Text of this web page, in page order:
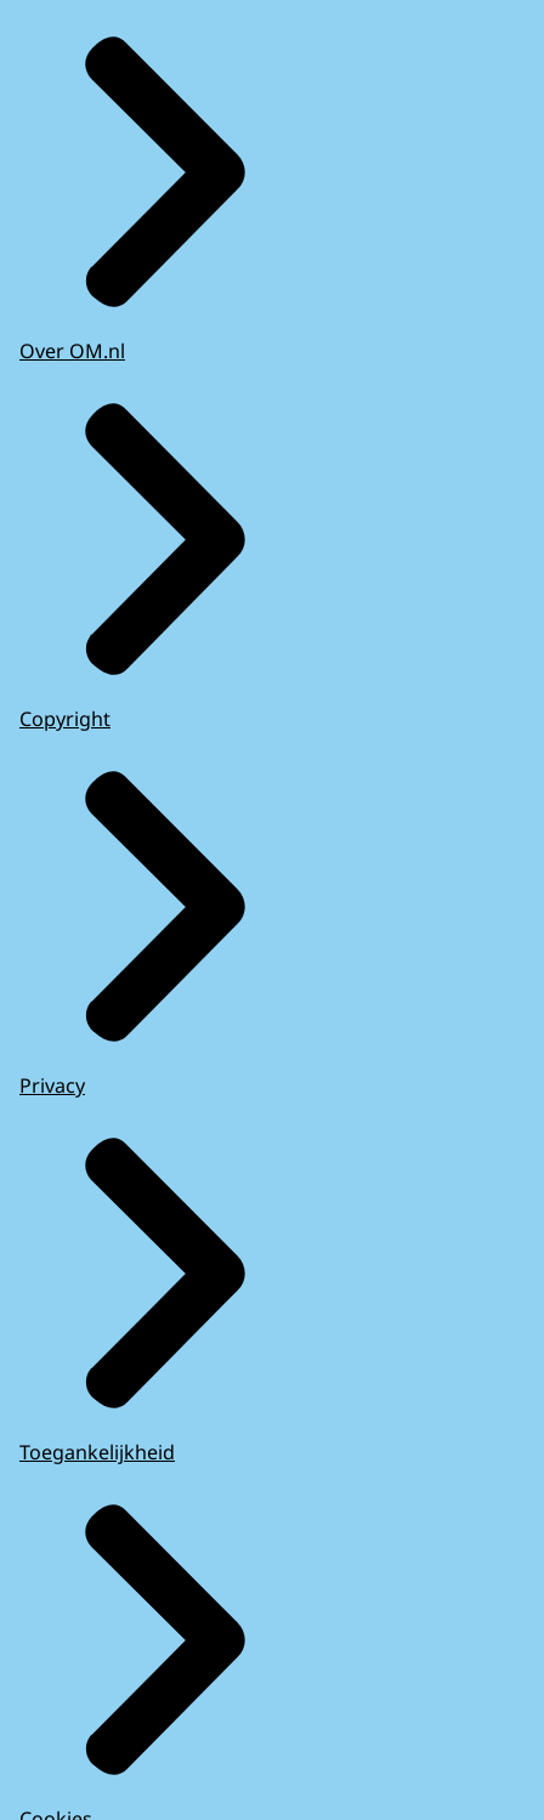
Over OM.nl
Copyright
Privacy
Toegankelijkheid